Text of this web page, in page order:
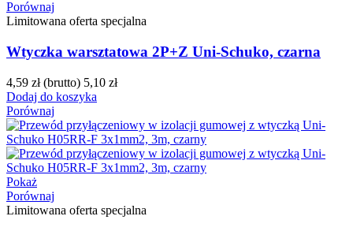
Porównaj
Limitowana oferta specjalna
Wtyczka warsztatowa 2P+Z Uni-Schuko, czarna
4,59 zł (brutto) 5,10 zł
Dodaj do koszyka
Porównaj
Pokaż
Porównaj
Limitowana oferta specjalna